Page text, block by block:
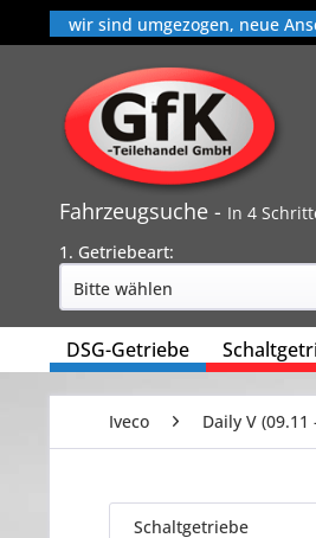
wir sind umgezogen, neue
Fahrzeugsuche - In 4
1. Getriebeart:
DSG-Getriebe
Iveco Daily V (09.11
Schaltgetriebe